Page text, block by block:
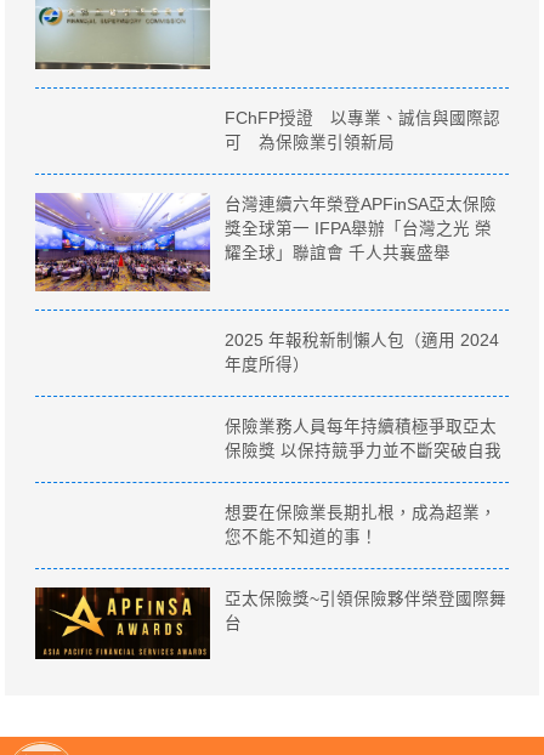
FChFP授證 以專業、誠信與國際認
可 為保險業引領新局
台灣連續六年榮登APFinSA亞太保險
獎全球第一 IFPA舉辦「台灣之光 榮
耀全球」聯誼會 千人共襄盛舉
2025 年報稅新制懶人包（適用 2024
年度所得）
保險業務人員每年持續積極爭取亞太
保險獎 以保持競爭力並不斷突破自我
想要在保險業長期扎根，成為超業，
您不能不知道的事！
亞太保險獎~引領保險夥伴榮登國際舞
台